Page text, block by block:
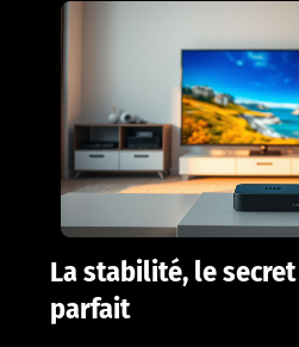
La stabilité, le
parfait